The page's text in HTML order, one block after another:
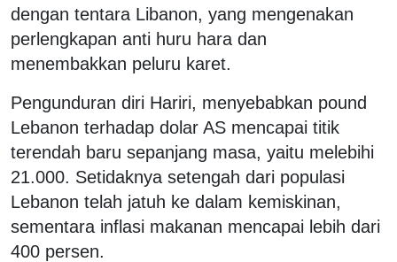
dengan tentara Libanon, yang mengenakan
perlengkapan anti huru hara dan
menembakkan peluru karet.
Pengunduran diri Hariri, menyebabkan pound
Lebanon terhadap dolar AS mencapai titik
terendah baru sepanjang masa, yaitu melebihi
21.000. Setidaknya setengah dari populasi
Lebanon telah jatuh ke dalam kemiskinan,
sementara inflasi makanan mencapai lebih dari
400 persen.